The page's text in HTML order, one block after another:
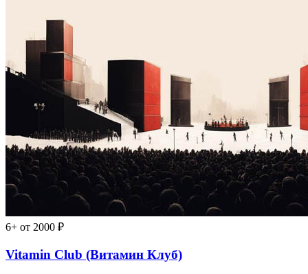
6+ от 2000 ₽
Vitamin Club (Витамин Клуб)